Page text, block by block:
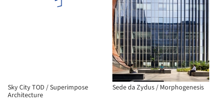
Sky City TOD / Superimpose
Architecture
Sede da Zydus / Morphogenesis